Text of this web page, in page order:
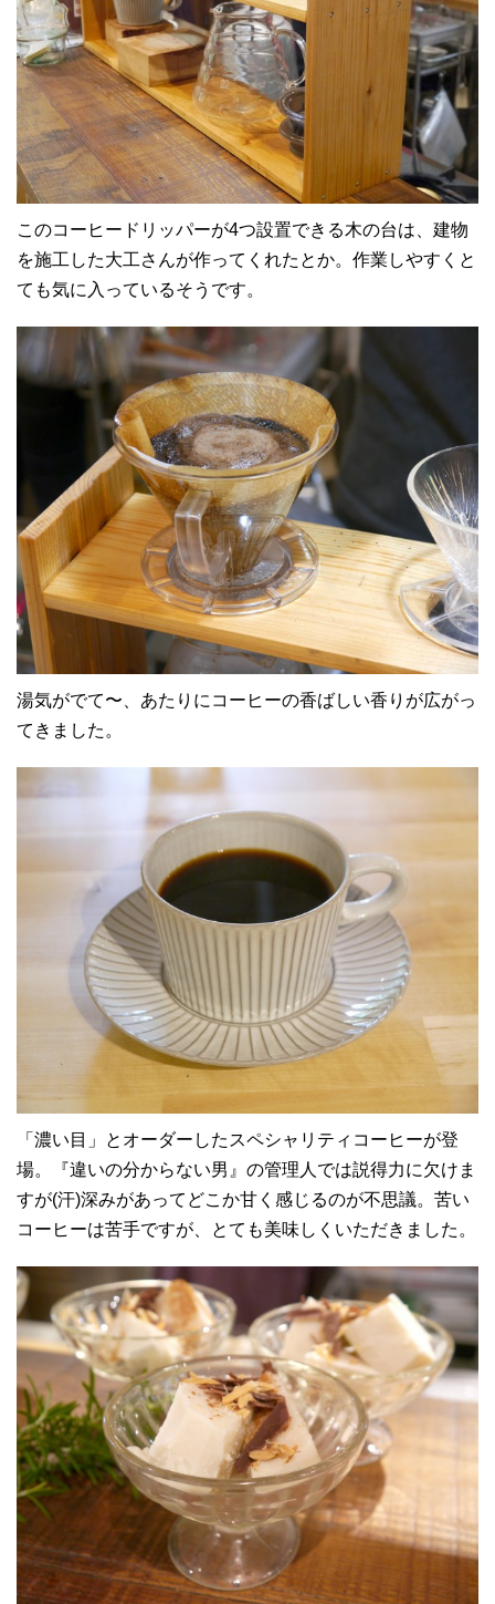
このコーヒードリッパーが4つ設置できる木の台は、建物
を施工した大工さんが作ってくれたとか。作業しやすくと
ても気に入っているそうです。
湯気がでて〜、あたりにコーヒーの香ばしい香りが広がっ
てきました。
「濃い目」とオーダーしたスペシャリティコーヒーが登
場。『違いの分からない男』の管理人では説得力に欠けま
すが(汗)深みがあってどこか甘く感じるのが不思議。苦い
コーヒーは苦手ですが、とても美味しくいただきました。